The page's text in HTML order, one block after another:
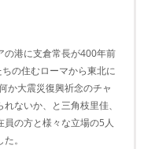
の港に支倉常長が400年前
の住むローマから東北に
か大震災復興祈念のチャ
ないか、と三角枝里佳、
の方と様々な立場の5人
。